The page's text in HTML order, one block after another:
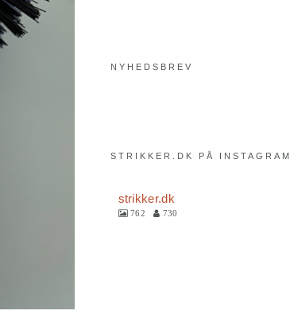
NYHEDSBREV
STRIKKER.DK PÅ INSTAGRAM
strikker.dk
762 730